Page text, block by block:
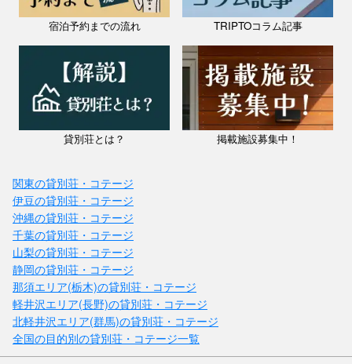
宿泊予約までの流れ TRIPTOコラム記事
貸別荘とは？ 掲載施設募集中！
関東の貸別荘・コテージ
伊豆の貸別荘・コテージ
沖縄の貸別荘・コテージ
千葉の貸別荘・コテージ
山梨の貸別荘・コテージ
静岡の貸別荘・コテージ
那須エリア(栃木)の貸別荘・コテージ
軽井沢エリア(長野)の貸別荘・コテージ
北軽井沢エリア(群馬)の貸別荘・コテージ
全国の目的別の貸別荘・コテージ一覧